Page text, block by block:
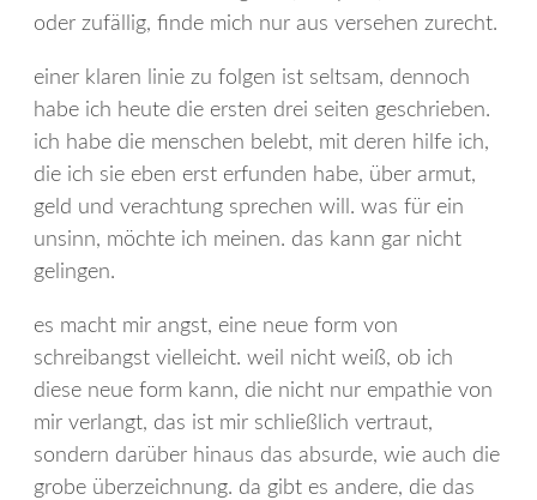
oder zufällig, finde mich nur aus versehen zurecht.
einer klaren linie zu folgen ist seltsam, dennoch
habe ich heute die ersten drei seiten geschrieben.
ich habe die menschen belebt, mit deren hilfe ich,
die ich sie eben erst erfunden habe, über armut,
geld und verachtung sprechen will. was für ein
unsinn, möchte ich meinen. das kann gar nicht
gelingen.
es macht mir angst, eine neue form von
schreibangst vielleicht. weil nicht weiß, ob ich
diese neue form kann, die nicht nur empathie von
mir verlangt, das ist mir schließlich vertraut,
sondern darüber hinaus das absurde, wie auch die
grobe überzeichnung. da gibt es andere, die das